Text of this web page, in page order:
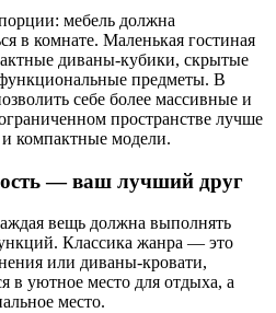
мебель должна
в комнате. Маленькая гостиная
диваны-кубики, скрытые
предметы. В
себе более массивные и
пространстве лучше
и компактные модели.
— ваш лучший друг
вещь должна выполнять
Классика жанра — это
или диваны-кровати,
в уютное место для отдыха, а
место.